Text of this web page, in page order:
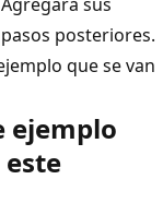
posteriores.
que se van
ejemplo